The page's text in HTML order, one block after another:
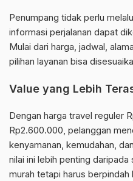
Penumpang tidak perlu
informasi perjalanan dapat
Mulai dari harga, jadwal,
pilihan layanan bisa
Value yang Lebih
Dengan harga travel reguler
Rp2.600.000, pelanggan
kenyamanan, kemudahan,
nilai ini lebih penting
murah tetapi harus